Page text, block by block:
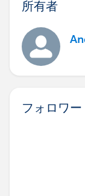
所有者
フォロワー